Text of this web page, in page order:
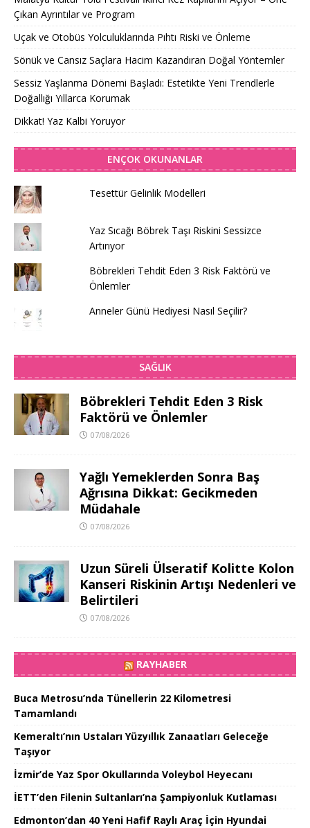
Çıkan Ayrıntılar ve Program
Uçak ve Otobüs Yolculuklarında Pıhtı Riski ve Önleme
Sönük ve Cansız Saçlara Hacim Kazandıran Doğal Yöntemler
Sessiz Yaşlanma Dönemi Başladı: Estetikte Yeni Trendlerle
Doğallığı Yıllarca Korumak
Dikkat! Yaz Kalbi Yoruyor
ENÇOK OKUNANLAR
Tesettür Gelinlik Modelleri
Yaz Sıcağı Böbrek Taşı Riskini Sessizce
Artırıyor
Böbrekleri Tehdit Eden 3 Risk Faktörü ve
Önlemler
Anneler Günü Hediyesi Nasıl Seçilir?
SAĞLIK
Böbrekleri Tehdit Eden 3 Risk
Faktörü ve Önlemler
07/08/2026
Yağlı Yemeklerden Sonra Baş
Ağrısına Dikkat: Gecikmeden
Müdahale
07/08/2026
Uzun Süreli Ülseratif Kolitte Kolon
Kanseri Riskinin Artışı Nedenleri ve
Belirtileri
07/08/2026
RAYHABER
Buca Metrosu’nda Tünellerin 22 Kilometresi
Tamamlandı
Kemeraltı’nın Ustaları Yüzyıllık Zanaatları Geleceğe
Taşıyor
İzmir’de Yaz Spor Okullarında Voleybol Heyecanı
İETT’den Filenin Sultanları’na Şampiyonluk Kutlaması
Edmonton’dan 40 Yeni Hafif Raylı Araç İçin Hyundai